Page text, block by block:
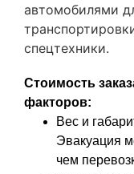
автомобилями
спецтехники.
Стоимость
факторов:
Вес и
Эвакуация
чем